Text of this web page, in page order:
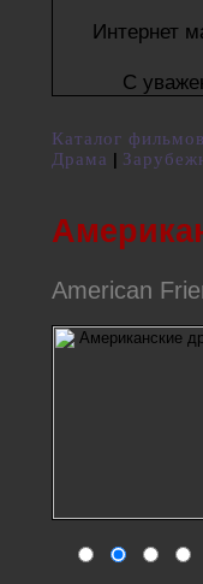
Интернет
С
Каталог
Драма
American